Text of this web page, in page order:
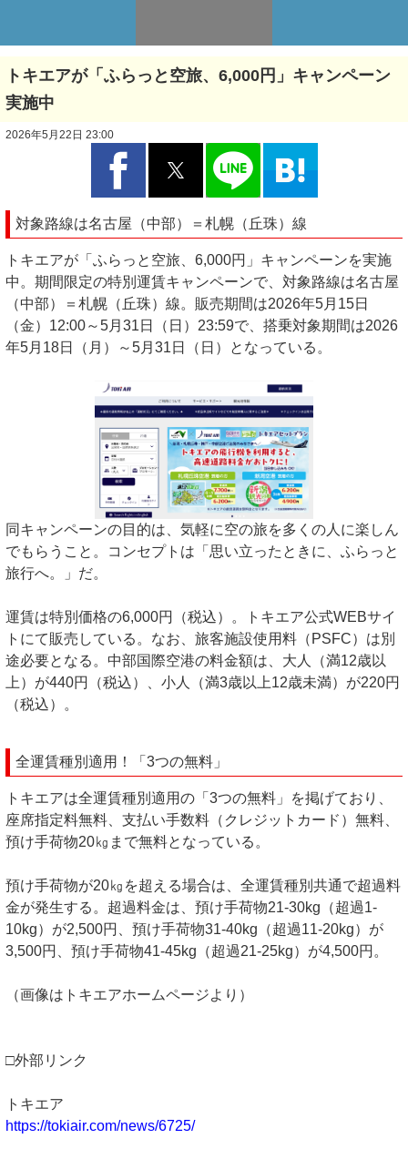
トキエアが「ふらっと空旅、6,000円」キャンペーン
実施中
2026年5月22日 23:00
対象路線は名古屋（中部）＝札幌（丘珠）線
トキエアが「ふらっと空旅、6,000円」キャンペーンを実施
中。期間限定の特別運賃キャンペーンで、対象路線は名古屋
（中部）＝札幌（丘珠）線。販売期間は2026年5月15日
（金）12:00～5月31日（日）23:59で、搭乗対象期間は2026
年5月18日（月）～5月31日（日）となっている。
同キャンペーンの目的は、気軽に空の旅を多くの人に楽しん
でもらうこと。コンセプトは「思い立ったときに、ふらっと
旅行へ。」だ。
運賃は特別価格の6,000円（税込）。トキエア公式WEBサイ
トにて販売している。なお、旅客施設使用料（PSFC）は別
途必要となる。中部国際空港の料金額は、大人（満12歳以
上）が440円（税込）、小人（満3歳以上12歳未満）が220円
（税込）。
全運賃種別適用！「3つの無料」
トキエアは全運賃種別適用の「3つの無料」を掲げており、
座席指定料無料、支払い手数料（クレジットカード）無料、
預け手荷物20㎏まで無料となっている。
預け手荷物が20㎏を超える場合は、全運賃種別共通で超過料
金が発生する。超過料金は、預け手荷物21-30kg（超過1-
10kg）が2,500円、預け手荷物31-40kg（超過11-20kg）が
3,500円、預け手荷物41-45kg（超過21-25kg）が4,500円。
（画像はトキエアホームページより）
□外部リンク
トキエア
https://tokiair.com/news/6725/